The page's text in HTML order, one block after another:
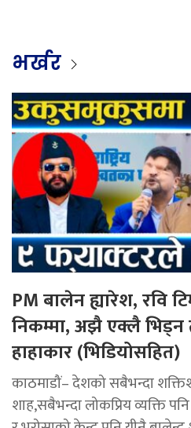
भर्खर
PM बालेन ह्यारेश, रवि
निकम्मा, अझै एक्लै भिड्न
हाहाकार (भिडियोसहित)
काठमाडौं– देशको सबैभन्दा
शाह,सबैभन्दा लोकप्रिय व्यक्ति